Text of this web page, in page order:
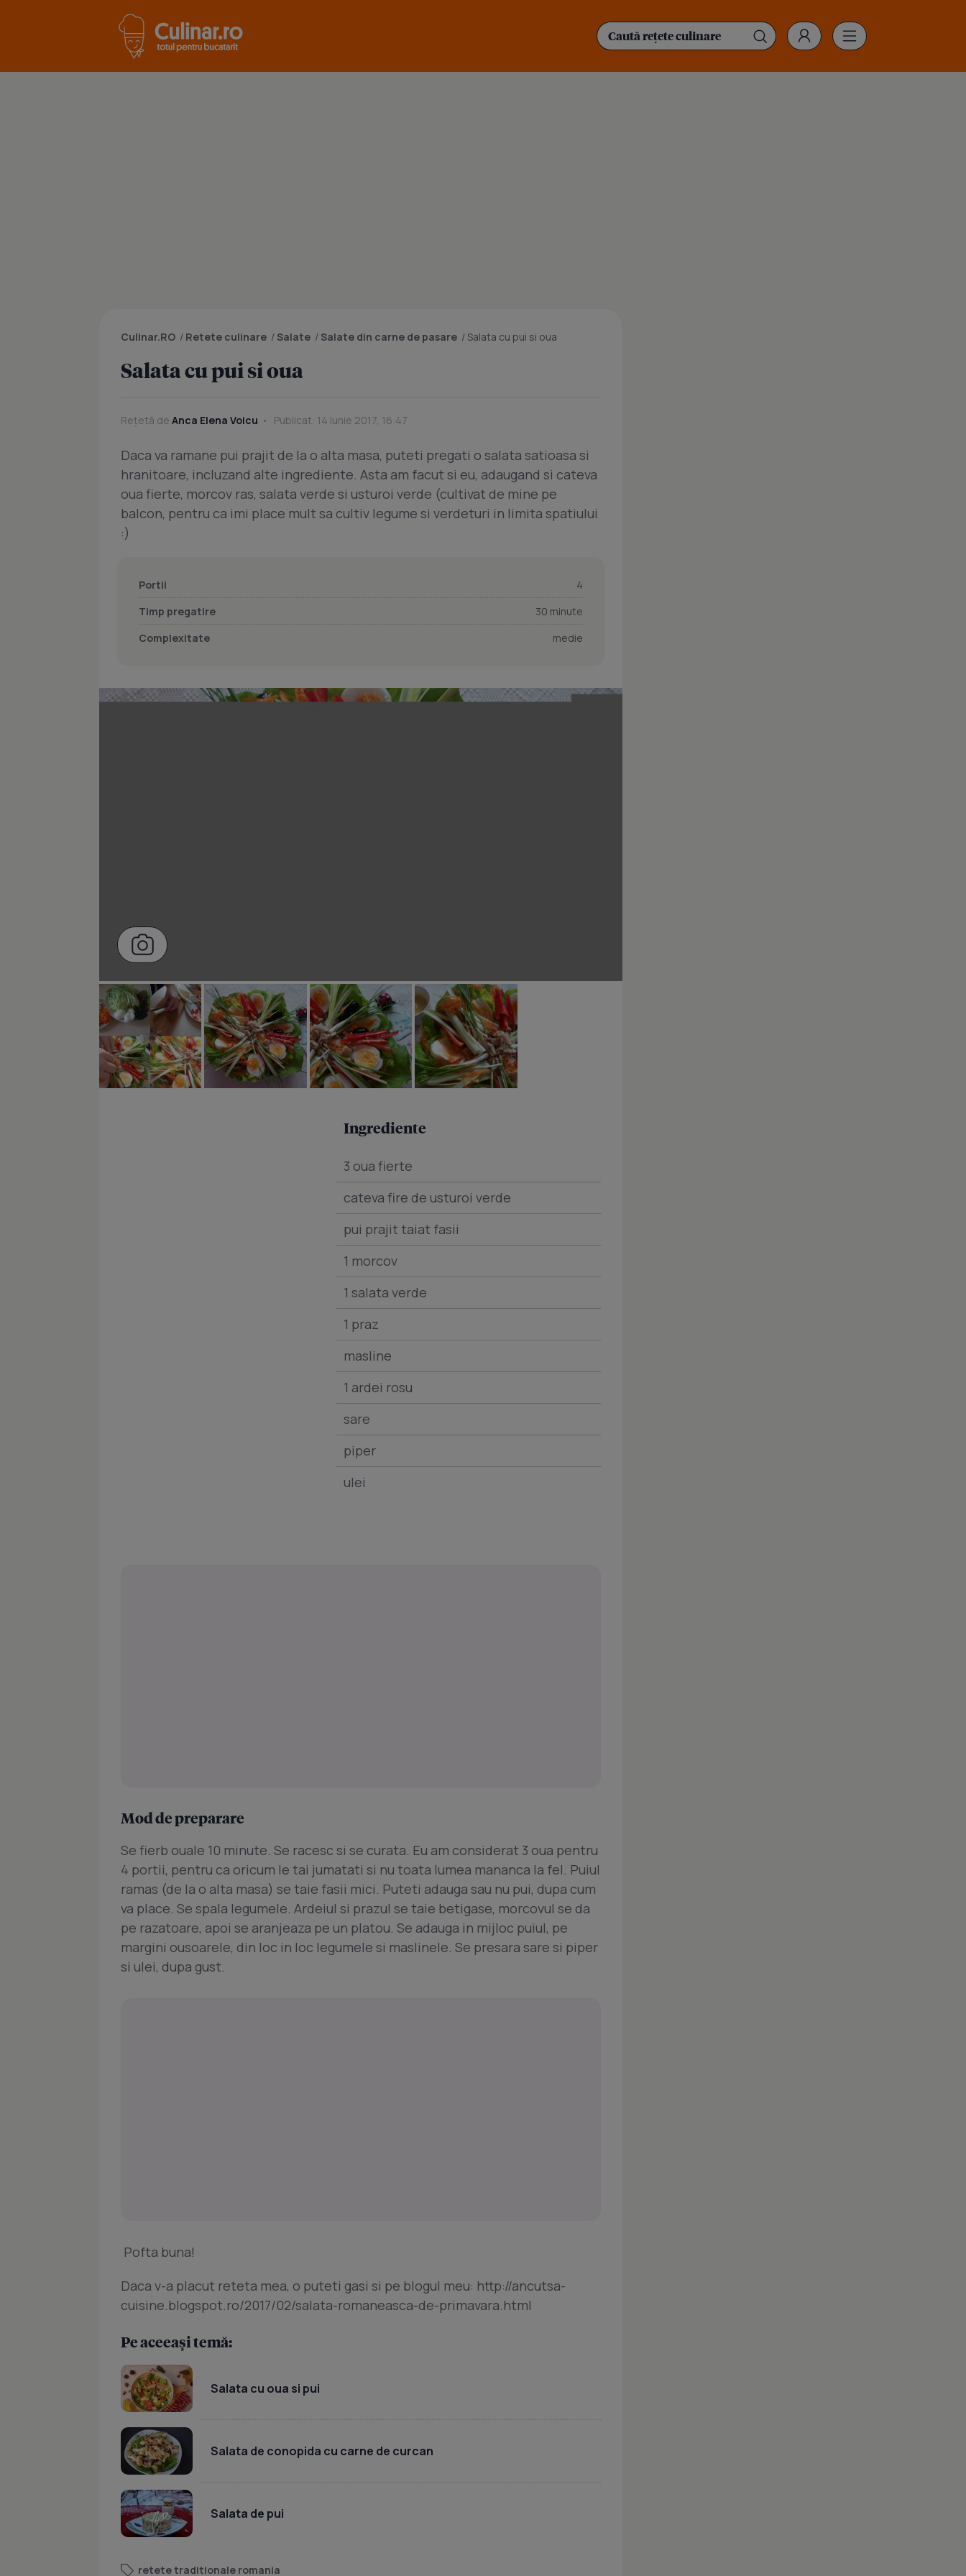
Culinar.RO / Retete culinare / Salate / Salate din carne de pasare /Salata cu pui si oua
Salata cu pui si oua
Rețetă de Anca Elena Voicu Publicat: 14 Iunie 2017, 16:47
Daca va ramane pui prajit de la o alta masa, puteti pregati o salata satioasa si
hranitoare, incluzand alte ingrediente. Asta am facut si eu, adaugand si cateva
oua fierte, morcov ras, salata verde si usturoi verde (cultivat de mine pe
balcon, pentru ca imi place mult sa cultiv legume si verdeturi in limita spatiului
:)
Portii
4
Timp pregatire
30 minute
Complexitate
medie
Ingrediente
3 oua fierte
cateva fire de usturoi verde
pui prajit taiat fasii
1 morcov
1 salata verde
1 praz
masline
1 ardei rosu
sare
piper
ulei
Mod de preparare
Se fierb ouale 10 minute. Se racesc si se curata. Eu am considerat 3 oua pentru
4 portii, pentru ca oricum le tai jumatati si nu toata lumea mananca la fel. Puiul
ramas (de la o alta masa) se taie fasii mici. Puteti adauga sau nu pui, dupa cum
va place. Se spala legumele. Ardeiul si prazul se taie betigase, morcovul se da
pe razatoare, apoi se aranjeaza pe un platou. Se adauga in mijloc puiul, pe
margini ousoarele, din loc in loc legumele si maslinele. Se presara sare si piper
si ulei, dupa gust.
Pofta buna!
Daca v-a placut reteta mea, o puteti gasi si pe blogul meu: http://ancutsa-
cuisine.blogspot.ro/2017/02/salata-romaneasca-de-primavara.html
Pe aceeași temă:
Salata cu oua si pui
Salata de conopida cu carne de curcan
Salata de pui
retete traditionale romania